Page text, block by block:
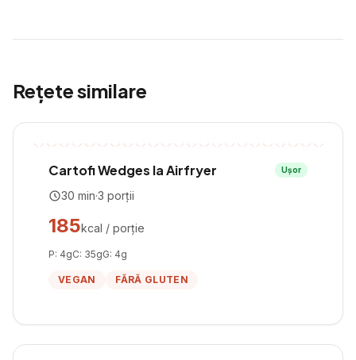
Rețete similare
Cartofi Wedges la Airfryer Ușor
30 min·3 porții
185kcal / porție
P: 4gC: 35gG: 4g
VEGAN FĂRĂ GLUTEN